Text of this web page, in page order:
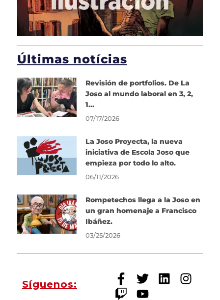
Últimas notícias
Revisión de portfolios. De La
Joso al mundo laboral en 3, 2,
1…
07/17/2026
La Joso Proyecta, la nueva
iniciativa de Escola Joso que
empieza por todo lo alto.
06/11/2026
Rompetechos llega a la Joso en
un gran homenaje a Francisco
Ibáñez.
03/25/2026
Síguenos: